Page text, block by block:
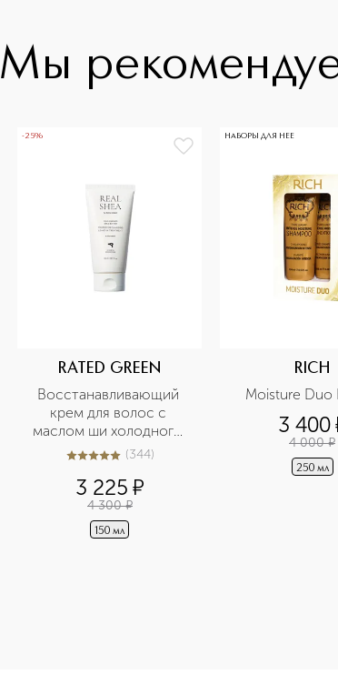
Мы
-25%
RATED GREEN
Восстанавливающий
крем для волос с
маслом ши холодного
отжима
5из 5344 (344)
3 225 ¤
4 300 ¤
150 мл
НАБОРЫ ДЛЯ НЕЕ
RICH
Moisture Duo
3 400
4 000 ¤
250 мл